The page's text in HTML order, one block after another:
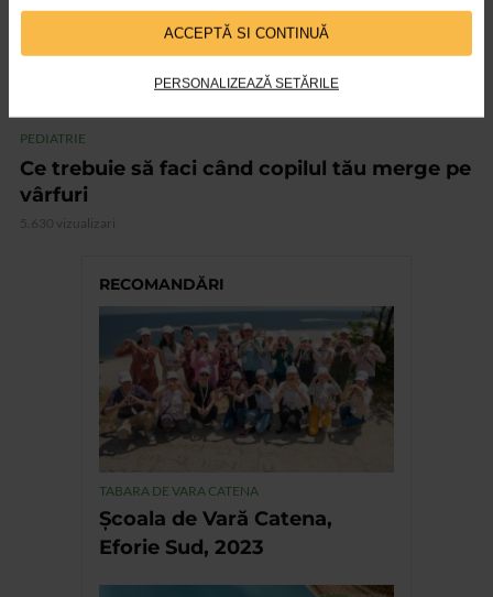
ACCEPTĂ SI CONTINUĂ
PERSONALIZEAZĂ SETĂRILE
PEDIATRIE
Ce trebuie să faci când copilul tău merge pe
vârfuri
5.630 vizualizari
RECOMANDĂRI
TABARA DE VARA CATENA
Școala de Vară Catena,
Eforie Sud, 2023